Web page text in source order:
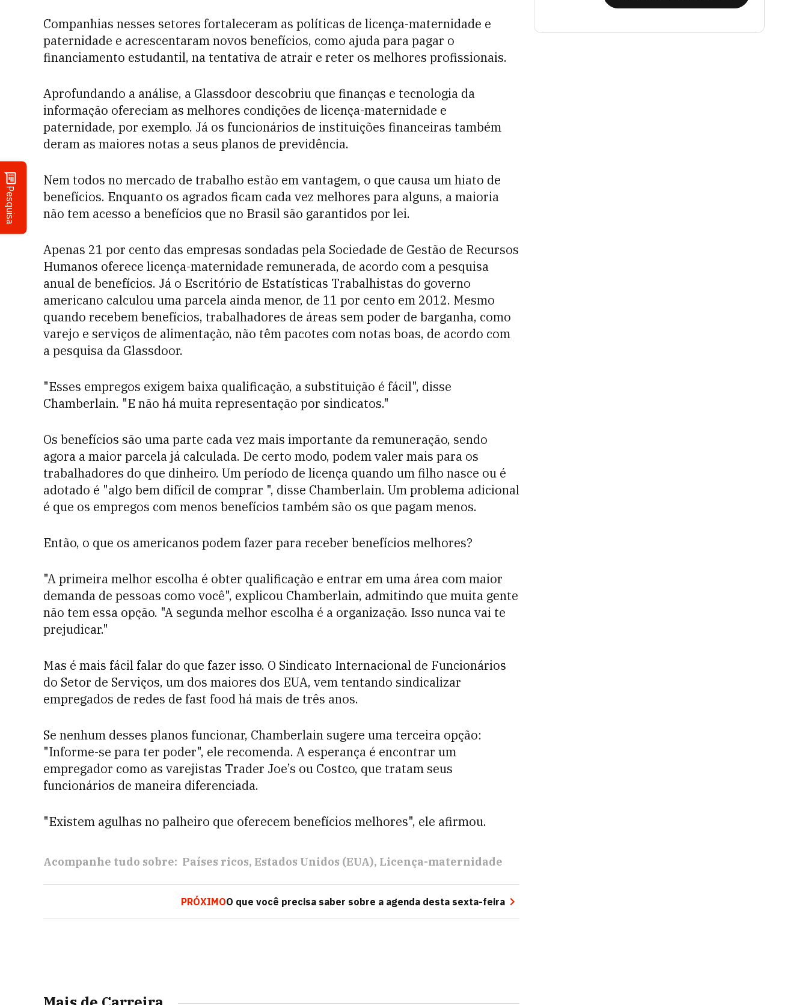
Pesquisa
Companhias nesses setores fortaleceram as políticas de licença-maternidade e
paternidade e acrescentaram novos benefícios, como ajuda para pagar o
financiamento estudantil, na tentativa de atrair e reter os melhores profissionais.
Aprofundando a análise, a Glassdoor descobriu que finanças e tecnologia da
informação ofereciam as melhores condições de licença-maternidade e
paternidade, por exemplo. Já os funcionários de instituições financeiras também
deram as maiores notas a seus planos de previdência.
Nem todos no mercado de trabalho estão em vantagem, o que causa um hiato de
benefícios. Enquanto os agrados ficam cada vez melhores para alguns, a maioria
não tem acesso a benefícios que no Brasil são garantidos por lei.
Apenas 21 por cento das empresas sondadas pela Sociedade de Gestão de Recursos
Humanos oferece licença-maternidade remunerada, de acordo com a pesquisa
anual de benefícios. Já o Escritório de Estatísticas Trabalhistas do governo
americano calculou uma parcela ainda menor, de 11 por cento em 2012. Mesmo
quando recebem benefícios, trabalhadores de áreas sem poder de barganha, como
varejo e serviços de alimentação, não têm pacotes com notas boas, de acordo com
a pesquisa da Glassdoor.
"Esses empregos exigem baixa qualificação, a substituição é fácil", disse
Chamberlain. "E não há muita representação por sindicatos."
Os benefícios são uma parte cada vez mais importante da remuneração, sendo
agora a maior parcela já calculada. De certo modo, podem valer mais para os
trabalhadores do que dinheiro. Um período de licença quando um filho nasce ou é
adotado é "algo bem difícil de comprar ", disse Chamberlain. Um problema adicional
é que os empregos com menos benefícios também são os que pagam menos.
Então, o que os americanos podem fazer para receber benefícios melhores?
"A primeira melhor escolha é obter qualificação e entrar em uma área com maior
demanda de pessoas como você", explicou Chamberlain, admitindo que muita gente
não tem essa opção. "A segunda melhor escolha é a organização. Isso nunca vai te
prejudicar."
Mas é mais fácil falar do que fazer isso. O Sindicato Internacional de Funcionários
do Setor de Serviços, um dos maiores dos EUA, vem tentando sindicalizar
empregados de redes de fast food há mais de três anos.
Se nenhum desses planos funcionar, Chamberlain sugere uma terceira opção:
"Informe-se para ter poder", ele recomenda. A esperança é encontrar um
empregador como as varejistas Trader Joe’s ou Costco, que tratam seus
funcionários de maneira diferenciada.
"Existem agulhas no palheiro que oferecem benefícios melhores", ele afirmou.
Acompanhe tudo sobre: Países ricos Estados Unidos (EUA) Licença-maternidade
PRÓXIMOO que você precisa saber sobre a agenda desta sexta-feira